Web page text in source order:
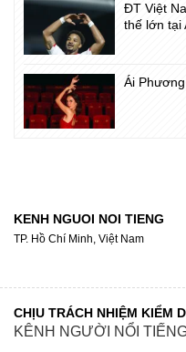
ĐT Việt
thế lớn tại
Ái
KENH NGUOI NOI TIENG
TP. Hồ Chí Minh, Việt Nam
CHỊU TRÁCH NHIỆM KIỂM
KÊNH NGƯỜI NỔI